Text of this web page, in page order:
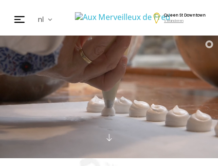
nl
fr
de
日本
ar
es
Queen St Downtown
Veranderen